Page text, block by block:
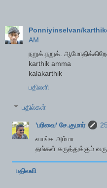
Ponniyinselvan/
AM
நறுக்.நறுக்.
karthik amma
kalakarthik
பதிலளி
பதில்கள்
'பரிவை' சே.குமார்
வாங்க அம்மா..
தங்கள் கருத்துக்கும்
பதிலளி